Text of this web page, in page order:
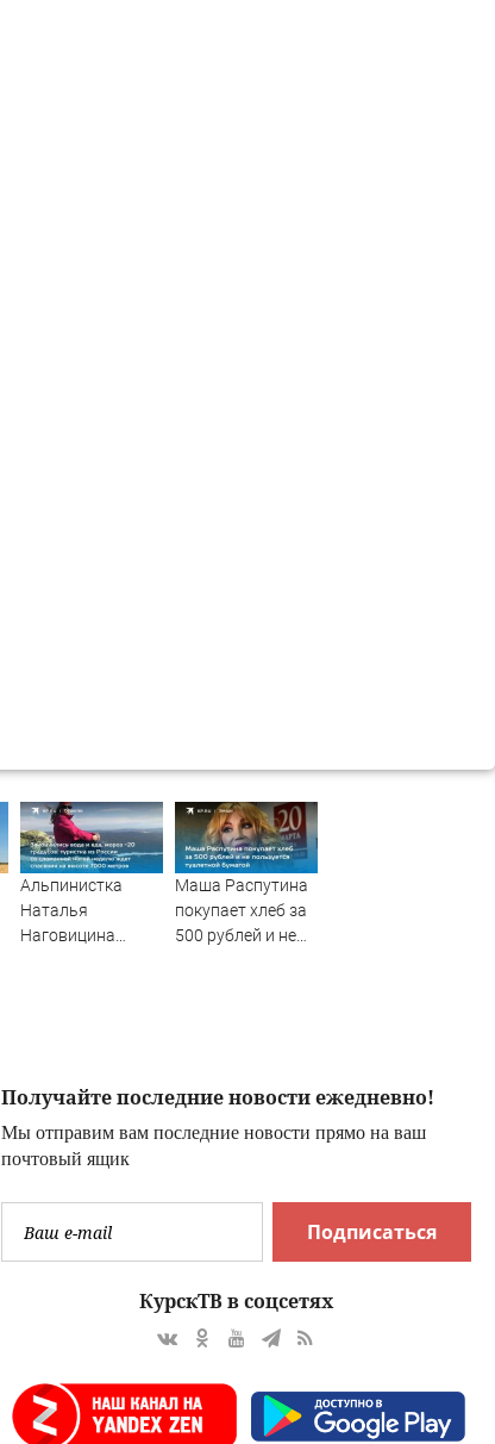
Альпинистка
Наталья
Наговицина
спасение, может
ли выжить, что
происходит
прямо сейчас
Маша Распутина
покупает хлеб за
500 рублей и не
Получайте последние новости ежедневно!
Мы отправим вам последние новости прямо на ваш
почтовый ящик
Подписаться
КурскТВ в соцсетях